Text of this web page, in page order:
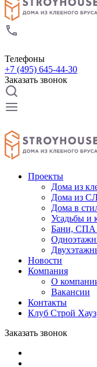
Телефоны
+7 (495) 645-44-30
Заказать звонок
Проекты
Дома из
Дома из
Дома в
Усадьбы и
Бани, СПА
Новости
Компания
О
Вакансии
Контакты
Клуб Строй Хауз
Заказать звонок